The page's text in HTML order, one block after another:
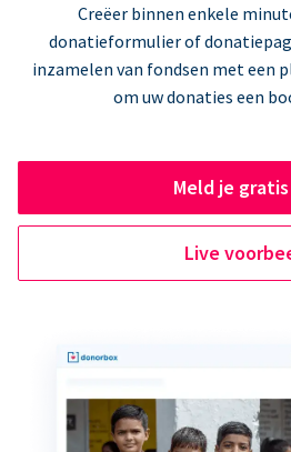
Creëer binnen enkele
donatieformulier of
inzamelen van fondsen met een
om uw donaties een
Meld je
Live